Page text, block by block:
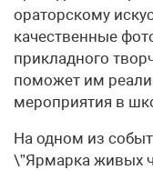
ораторскому
качественные
прикладного
поможет им
мероприятия в
На одном из
\”Ярмарка живых